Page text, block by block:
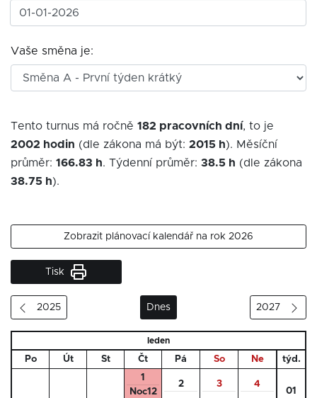
Vaše směna je:
Tento turnus má ročně 182 pracovních dní, to je
2002 hodin (dle zákona má být: 2015 h). Měsíční
průměr: 166.83 h. Týdenní průměr: 38.5 h (dle zákona
38.75 h).
Zobrazit plánovací kalendář na rok 2026
Tisk
2025 Dnes 2027
leden
Po Út St Čt Pá So Ne
týd.
1
Noc12
2 3 4
01